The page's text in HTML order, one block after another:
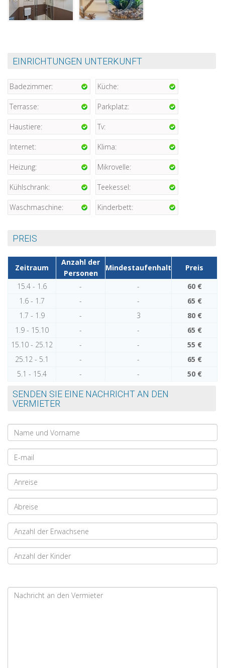
EINRICHTUNGEN UNTERKUNFT
Badezimmer: Küche:
Terrasse: Parkplatz:
Haustiere: Tv:
Internet: Klima:
Heizung: Mikrovelle:
Kühlschrank: Teekessel:
Waschmaschine: Kinderbett:
PREIS
Zeitraum
Anzahl der
Personen
Mindestaufenhalt
Preis
15.4 - 1.6
- -
60 €
1.6 - 1.7
- -
65 €
1.7 - 1.9
- 3
80 €
1.9 - 15.10
- -
65 €
15.10 - 25.12
- -
55 €
25.12 - 5.1
- -
65 €
5.1 - 15.4
- - 50 €
SENDEN SIE EINE NACHRICHT AN DEN
VERMIETER